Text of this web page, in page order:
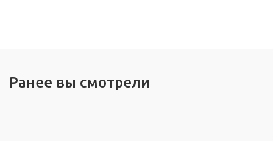
Ранее вы смотрели